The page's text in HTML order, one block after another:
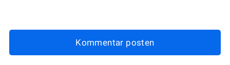
Kommentar posten